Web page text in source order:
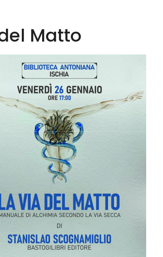
Matto